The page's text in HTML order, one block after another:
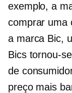
exemplo, a
comprar uma
a marca Bic,
Bics tornou-
de
preço mais